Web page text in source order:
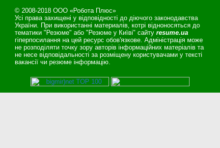
© 2008-2018 ООО «Робота Плюс»
Усі права захищені у відповідності до діючого законодавства
України. При використанні материалів, котрі відноносяться до
тематики "Резюме" або "Резюме у Київі" сайту resume.ua
гіперпосилання на цей ресурс обов'язкове. Адміністрація може
не розподіляти точку зору авторів інформаційних матеріалів та
не несе відповідальності за розміщену користувачами у тексті
вакансії чи резюме інформацію.